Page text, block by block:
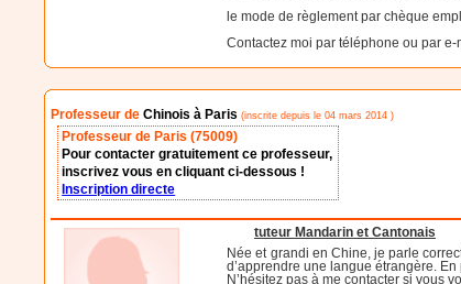
le mode de règlement par chèque
Contactez moi par téléphone ou par e-
Professeur deChinois à Paris (inscrite depuis le 04 mars 2014 )
Professeur de Paris (75009)
Pour contacter gratuitement ce professeur,
inscrivez vous en cliquant ci-dessous !
Inscription directe
tuteur Mandarin et Cantonais
Née et grandi en Chine, je parle
d’apprendre une langue étrangère.
N’hésitez pas à me contacter si vous